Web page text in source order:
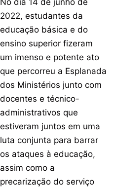
No dia 14 de junho de
2022, estudantes da
educação básica e do
ensino superior fizeram
um imenso e potente ato
que percorreu a Esplanada
dos Ministérios junto com
docentes e técnico-
administrativos que
estiveram juntos em uma
luta conjunta para barrar
os ataques à educação,
assim como a
precarização do serviço